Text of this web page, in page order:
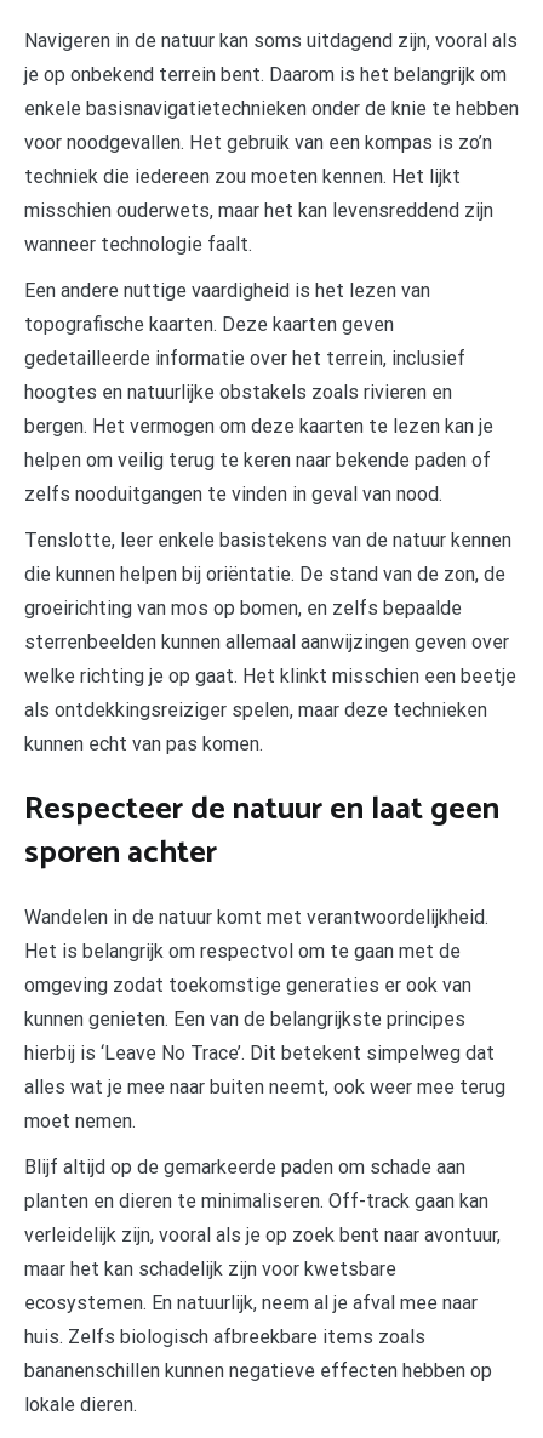
Navigeren in de natuur kan soms uitdagend zijn, vooral als
je op onbekend terrein bent. Daarom is het belangrijk om
enkele basisnavigatietechnieken onder de knie te hebben
voor noodgevallen. Het gebruik van een kompas is zo’n
techniek die iedereen zou moeten kennen. Het lijkt
misschien ouderwets, maar het kan levensreddend zijn
wanneer technologie faalt.
Een andere nuttige vaardigheid is het lezen van
topografische kaarten. Deze kaarten geven
gedetailleerde informatie over het terrein, inclusief
hoogtes en natuurlijke obstakels zoals rivieren en
bergen. Het vermogen om deze kaarten te lezen kan je
helpen om veilig terug te keren naar bekende paden of
zelfs nooduitgangen te vinden in geval van nood.
Tenslotte, leer enkele basistekens van de natuur kennen
die kunnen helpen bij oriëntatie. De stand van de zon, de
groeirichting van mos op bomen, en zelfs bepaalde
sterrenbeelden kunnen allemaal aanwijzingen geven over
welke richting je op gaat. Het klinkt misschien een beetje
als ontdekkingsreiziger spelen, maar deze technieken
kunnen echt van pas komen.
Respecteer de natuur en laat geen
sporen achter
Wandelen in de natuur komt met verantwoordelijkheid.
Het is belangrijk om respectvol om te gaan met de
omgeving zodat toekomstige generaties er ook van
kunnen genieten. Een van de belangrijkste principes
hierbij is ‘Leave No Trace’. Dit betekent simpelweg dat
alles wat je mee naar buiten neemt, ook weer mee terug
moet nemen.
Blijf altijd op de gemarkeerde paden om schade aan
planten en dieren te minimaliseren. Off-track gaan kan
verleidelijk zijn, vooral als je op zoek bent naar avontuur,
maar het kan schadelijk zijn voor kwetsbare
ecosystemen. En natuurlijk, neem al je afval mee naar
huis. Zelfs biologisch afbreekbare items zoals
bananenschillen kunnen negatieve effecten hebben op
lokale dieren.